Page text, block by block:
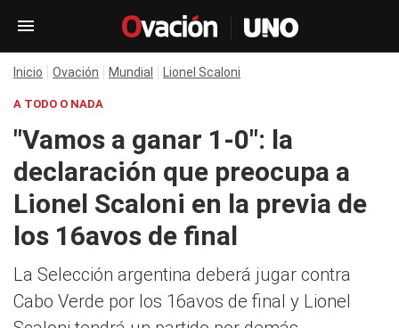
Inicio Ovación Mundial Lionel Scaloni
A TODO O NADA
"Vamos a ganar 1-0": la
declaración que preocupa a
Lionel Scaloni en la previa de
los 16avos de final
La Selección argentina deberá jugar contra
Cabo Verde por los 16avos de final y Lionel